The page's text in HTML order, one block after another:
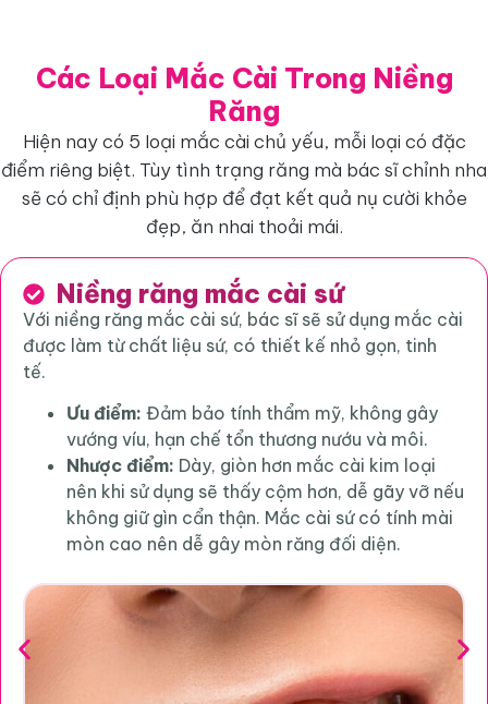
Các Loại Mắc Cài Trong Niềng
Răng
Hiện nay có 5 loại mắc cài chủ yếu, mỗi loại có đặc
điểm riêng biệt. Tùy tình trạng răng mà bác sĩ chỉnh nha
sẽ có chỉ định phù hợp để đạt kết quả nụ cười khỏe
đẹp, ăn nhai thoải mái.
Niềng răng mắc cài sứ
Với niềng răng mắc cài sứ, bác sĩ sẽ sử dụng mắc cài
được làm từ chất liệu sứ, có thiết kế nhỏ gọn, tinh
tế.
Ưu điểm: Đảm bảo tính thẩm mỹ, không gây
vướng víu, hạn chế tổn thương nướu và môi.
Nhược điểm: Dày, giòn hơn mắc cài kim loại
nên khi sử dụng sẽ thấy cộm hơn, dễ gãy vỡ nếu
không giữ gìn cẩn thận. Mắc cài sứ có tính mài
mòn cao nên dễ gây mòn răng đối diện.